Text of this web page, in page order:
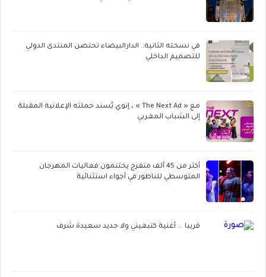
في نسخته الثانية.. الدارالبيضاء تحتضن المنتدى الدولي
للتصميم الداخلي
مع « The Next Ad » ، إنوي يُسند حملته الإعلانية المقبلة
إلى الشباب المغربي
أكثر من 45 ألف متفرج يختتمون فعاليات المهرجان
المتوسطي للناظور في أجواء استثنائية
قريبا ... أغنية كتبغيني ولا جديد سعيدة شرف